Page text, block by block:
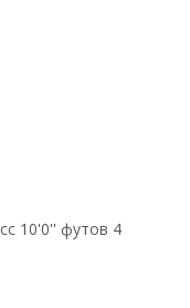
10'0'' футов 4